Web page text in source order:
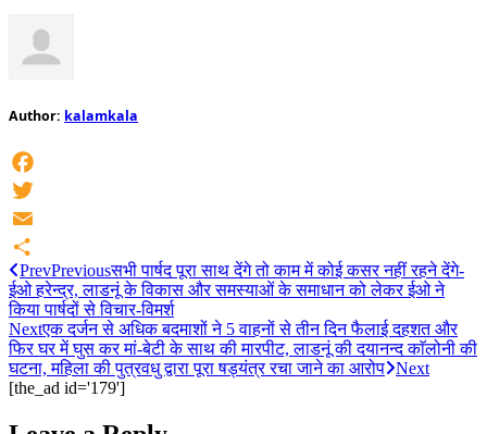
Author: kalamkala
Facebook
Twitter
Email
Share
PrevPreviousसभी पार्षद पूरा साथ देंगे तो काम में कोई कसर नहीं रहने देंगे-
ईओ हरेन्द्र, लाडनूं के विकास और समस्याओं के समाधान को लेकर ईओ ने
किया पार्षदों से विचार-विमर्श
Nextएक दर्जन से अधिक बदमाशों ने 5 वाहनों से तीन दिन फैलाई दहशत और
फिर घर में घुस कर मां-बेटी के साथ की मारपीट, लाडनूं की दयानन्द काॅलोनी की
घटना, महिला की पुत्रवधु द्वारा पूरा षड्यंत्र रचा जाने का आरोप Next
[the_ad id='179']